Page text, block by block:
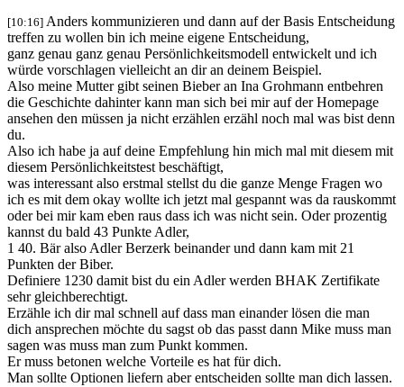
[10:16] Anders kommunizieren und dann auf der Basis Entscheidung
treffen zu wollen bin ich meine eigene Entscheidung,
ganz genau ganz genau Persönlichkeitsmodell entwickelt und ich
würde vorschlagen vielleicht an dir an deinem Beispiel.
Also meine Mutter gibt seinen Bieber an Ina Grohmann entbehren
die Geschichte dahinter kann man sich bei mir auf der Homepage
ansehen den müssen ja nicht erzählen erzähl noch mal was bist denn
du.
Also ich habe ja auf deine Empfehlung hin mich mal mit diesem mit
diesem Persönlichkeitstest beschäftigt,
was interessant also erstmal stellst du die ganze Menge Fragen wo
ich es mit dem okay wollte ich jetzt mal gespannt was da rauskommt
oder bei mir kam eben raus dass ich was nicht sein. Oder prozentig
kannst du bald 43 Punkte Adler,
1 40. Bär also Adler Berzerk beinander und dann kam mit 21
Punkten der Biber.
Definiere 1230 damit bist du ein Adler werden BHAK Zertifikate
sehr gleichberechtigt.
Erzähle ich dir mal schnell auf dass man einander lösen die man
dich ansprechen möchte du sagst ob das passt dann Mike muss man
sagen was muss man zum Punkt kommen.
Er muss betonen welche Vorteile es hat für dich.
Man sollte Optionen liefern aber entscheiden sollte man dich lassen.